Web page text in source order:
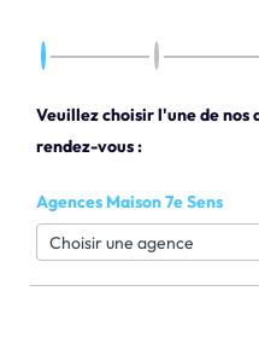
Veuillez choisir l'une de nos
rendez-vous :
Agences Maison 7e Sens